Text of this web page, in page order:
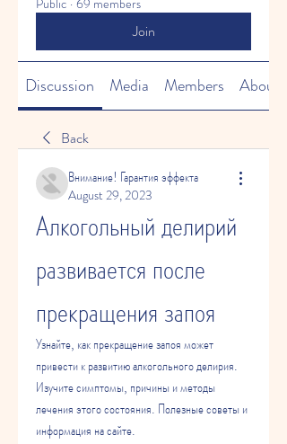
Public · 69 members
Join
Discussion Media Members About
Back
Внимание! Гарантия эффекта
August 29, 2023
Алкогольный делирий
развивается после
прекращения запоя
Узнайте, как прекращение запоя может
привести к развитию алкогольного делирия.
Изучите симптомы, причины и методы
лечения этого состояния. Полезные советы и
информация на сайте.